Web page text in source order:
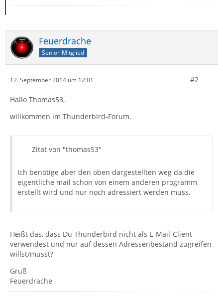
Feuerdrache
Senior-Mitglied
12. September 2014 um 12:01 #2
Hallo Thomas53,
willkommen im Thunderbird-Forum.
Zitat von "thomas53"
Ich benötige aber den oben dargestellten weg da die
eigentliche mail schon von einem anderen programm
erstellt wird und nur noch adressiert werden muss.
Heißt das, dass Du Thunderbird nicht als E-Mail-Client
verwendest und nur auf dessen Adressenbestand zugreifen
willst/musst?
Gruß
Feuerdrache